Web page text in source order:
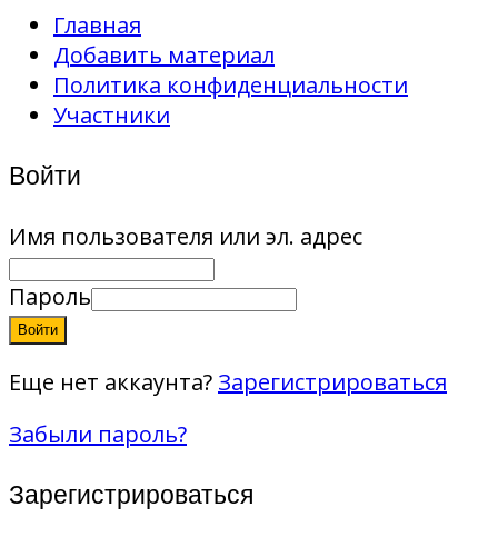
Главная
Добавить материал
Политика конфиденциальности
Участники
Войти
Имя пользователя или эл. адрес
Пароль
Войти
Еще нет аккаунта? Зарегистрироваться
Забыли пароль?
Зарегистрироваться